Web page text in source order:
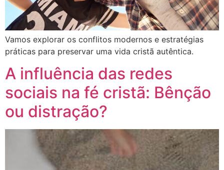
Vamos explorar os conflitos modernos e estratégias
práticas para preservar uma vida cristã autêntica.
A influência das redes
sociais na fé cristã: Bênção
ou distração?